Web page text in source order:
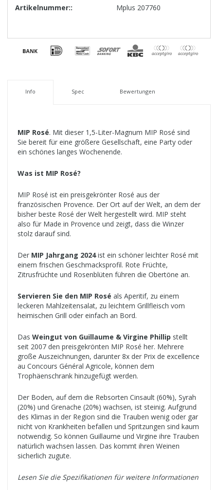
Artikelnummer:: Mplus 207760
Info Spec Bewertungen
MIP Rosé. Mit dieser 1,5-Liter-Magnum MIP Rosé sind
Sie bereit für eine größere Gesellschaft, eine Party oder
ein schönes langes Wochenende.
Was ist MIP Rosé?
MIP Rosé ist ein preisgekrönter Rosé aus der
französischen Provence. Der Ort auf der Welt, an dem der
bisher beste Rosé der Welt hergestellt wird. MIP steht
also für Made in Provence und zeigt, dass die Winzer
stolz darauf sind.
Der MIP Jahrgang 2024ist ein schöner leichter Rosé mit
einem frischen Geschmacksprofil. Rote Früchte,
Zitrusfrüchte und Rosenblüten führen die Obertöne an.
Servieren Sie den MIP Rosé als Aperitif, zu einem
leckeren Mahlzeitensalat, zu leichtem Grillfleisch vom
heimischen Grill oder einfach an Bord.
Das Weingut von Guillaume & Virgine Phillip stellt
seit 2007 den preisgekrönten MIP Rosé her. Mehrere
große Auszeichnungen, darunter 8x der Prix de excellence
au Concours Général Agricole, können dem
Trophäenschrank hinzugefügt werden.
Der Boden, auf dem die Rebsorten Cinsault (60%), Syrah
(20%) und Grenache (20%) wachsen, ist steinig. Aufgrund
des Klimas in der Region sind die Trauben wenig oder gar
nicht von Krankheiten befallen und Spritzungen sind kaum
notwendig. So können Guillaume und Virgine ihre Trauben
natürlich wachsen lassen. Das kommt ihren Weinen
sicherlich zugute.
Lesen Sie die Spezifikationen für weitere Informationen